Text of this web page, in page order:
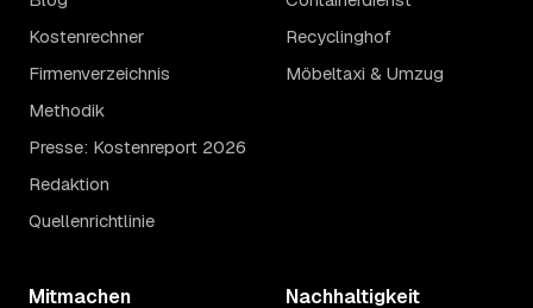
Kostenrechner
Firmenverzeichnis
Methodik
Presse: Kostenreport 2026
Redaktion
Quellenrichtlinie
Recyclinghof
Möbeltaxi & Umzug
Mitmachen Nachhaltigkeit